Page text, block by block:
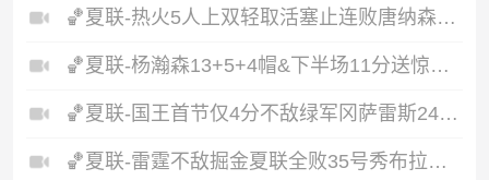
🏀夏联-热火5人上双轻取活塞止连败唐纳森20+8+10奥科里27分
🏀夏联-杨瀚森13+5+4帽&下半场11分送惊艳妙传开拓者力克掘金
🏀夏联-国王首节仅4分不敌绿军冈萨雷斯24+10+5塞纳克10+12
🏀夏联-雷霆不敌掘金夏联全败35号秀布拉齐尔32+6马拉14+7+6